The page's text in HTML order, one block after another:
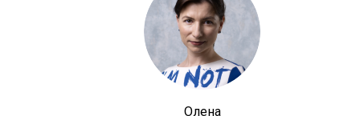
Олена